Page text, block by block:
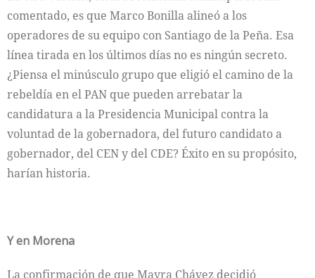
comentado, es que Marco Bonilla alineó a los
operadores de su equipo con Santiago de la Peña. Esa
línea tirada en los últimos días no es ningún secreto.
¿Piensa el minúsculo grupo que eligió el camino de la
rebeldía en el PAN que pueden arrebatar la
candidatura a la Presidencia Municipal contra la
voluntad de la gobernadora, del futuro candidato a
gobernador, del CEN y del CDE? Éxito en su propósito,
harían historia.
Y en Morena
La confirmación de que Mayra Chávez decidió